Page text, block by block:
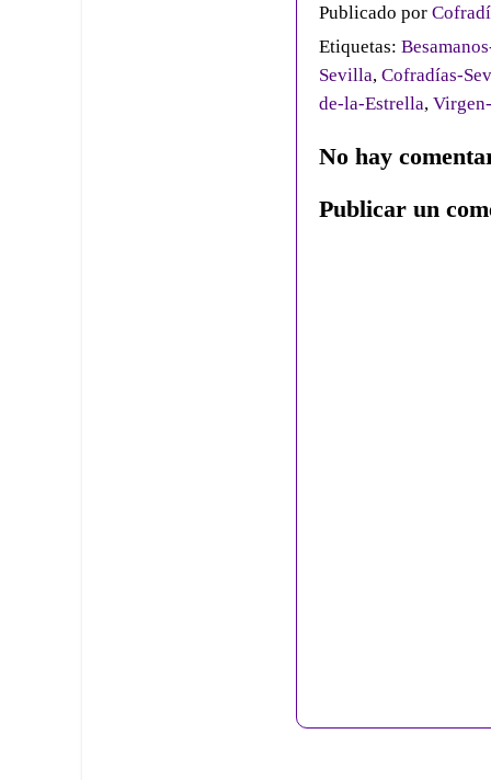
Publicado por
Etiquetas:
Sevilla, Cofradías-
de-la-Estrella,
No hay
Publicar un